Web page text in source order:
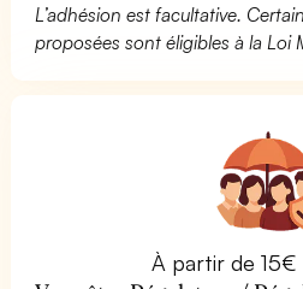
L’adhésion est facultative.
proposées sont éligibles à la Loi
À partir de 15€